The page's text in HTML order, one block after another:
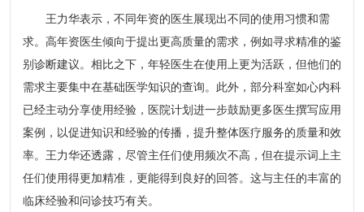
王力华表示，不同年资的医生展现出不同的使用习惯和需
求。高年资医生倾向于提出更高质量的需求，例如寻求精准的鉴
别诊断建议。相比之下，年轻医生在使用上更为活跃，但他们的
需求主要集中在基础医学知识的查询。此外，部分科室如心内科
已经主动分享使用经验，医院计划进一步鼓励更多医生撰写应用
案例，以促进知识和经验的传播，提升整体医疗服务的质量和效
率。王力华还透露，尽管主任们使用频次不高，但在提示词上主
任们使用得更加精准，更能得到良好的回答。这与主任的丰富的
临床经验和问诊技巧有关。